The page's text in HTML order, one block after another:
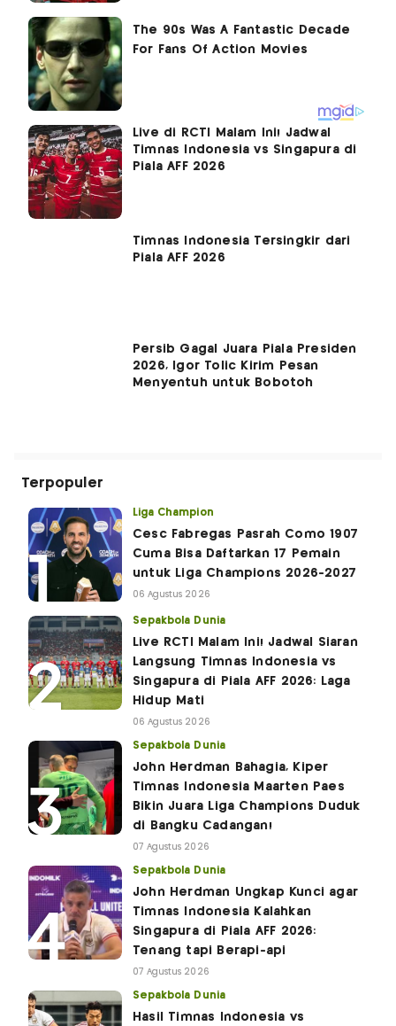
Live di RCTI Malam Ini! Jadwal
Timnas Indonesia vs Singapura di
Piala AFF 2026
Timnas Indonesia Tersingkir dari
Piala AFF 2026
Persib Gagal Juara Piala Presiden
2026, Igor Tolic Kirim Pesan
Menyentuh untuk Bobotoh
Terpopuler
Liga Champion
Cesc Fabregas Pasrah Como 1907
Cuma Bisa Daftarkan 17 Pemain
untuk Liga Champions 2026-2027
06 Agustus 2026
Sepakbola Dunia
Live RCTI Malam Ini! Jadwal Siaran
Langsung Timnas Indonesia vs
Singapura di Piala AFF 2026: Laga
Hidup Mati
06 Agustus 2026
Sepakbola Dunia
John Herdman Bahagia, Kiper
Timnas Indonesia Maarten Paes
Bikin Juara Liga Champions Duduk
di Bangku Cadangan!
07 Agustus 2026
Sepakbola Dunia
John Herdman Ungkap Kunci agar
Timnas Indonesia Kalahkan
Singapura di Piala AFF 2026:
Tenang tapi Berapi-api
07 Agustus 2026
Sepakbola Dunia
Hasil Timnas Indonesia vs